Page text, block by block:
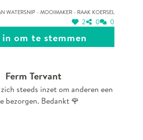
Watersnip - Mooimaker - RaaK Koersel
2 0 0
in om te stemmen
Ferm Tervant
steeds inzet om anderen een
bezorgen. Bedankt 🌹